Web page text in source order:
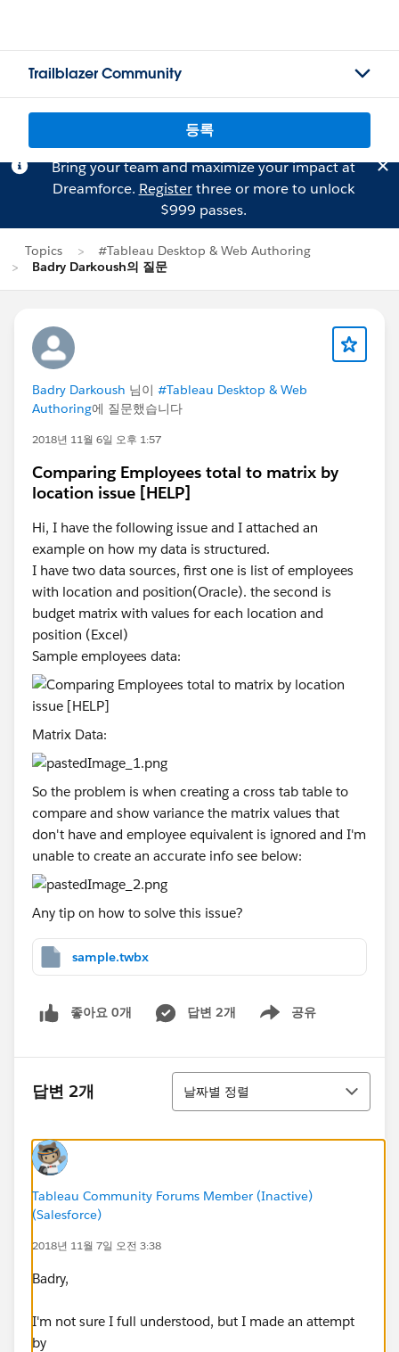
Trailblazer Community
등록
Bring your team and maximize your impact at
Dreamforce. Registerthree or more to unlock
$999 passes.
Topics
#Tableau Desktop & Web Authoring
Badry Darkoush의 질문
Badry Darkoush 님이 #Tableau Desktop & Web
Authoring에 질문했습니다
2018년 11월 6일 오후 1:57
Comparing Employees total to matrix by
location issue [HELP]
Hi, I have the following issue and I attached an
example on how my data is structured.
I have two data sources, first one is list of employees
with location and position(Oracle). the second is
budget matrix with values for each location and
position (Excel)
Sample employees data:
Matrix Data:
So the problem is when creating a cross tab table to
compare and show variance the matrix values that
don't have and employee equivalent is ignored and I'm
unable to create an accurate info see below:
Any tip on how to solve this issue?
sample.twbx
좋아요 0개 답변 2개 공유
Show menu
답변 2개
정렬
날짜별 정렬
Tableau Community Forums Member (Inactive)
(Salesforce)
2018년 11월 7일 오전 3:38
Badry,
I'm not sure I full understood, but I made an attempt
by